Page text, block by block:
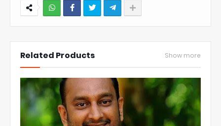
Related Products Show more